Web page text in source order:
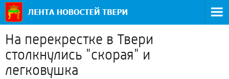
На перекрестке в Твери
столкнулись "скорая" и
легковушка